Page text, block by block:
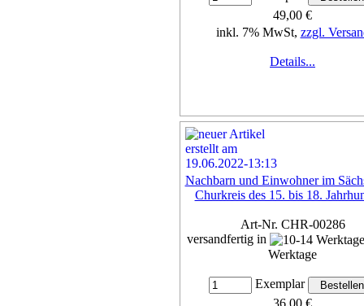
49,00 €
inkl. 7% MwSt, zzgl.
Details...
Nachbarn und Einwohner im
Churkreis des 15. bis 18.
Art-Nr. CHR-00286
versandfertig in
Werktage
Exemplar